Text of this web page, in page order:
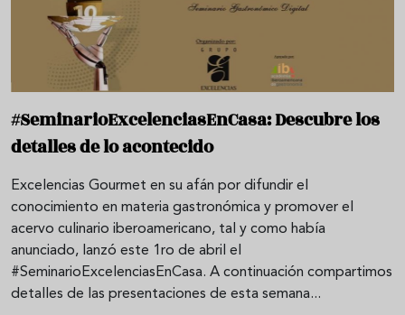
#SeminarioExcelenciasEnCasa: Descubre los
detalles de lo acontecido
Excelencias Gourmet en su afán por difundir el
conocimiento en materia gastronómica y promover el
acervo culinario iberoamericano, tal y como había
anunciado, lanzó este 1ro de abril el
#SeminarioExcelenciasEnCasa. A continuación compartimos
detalles de las presentaciones de esta semana...